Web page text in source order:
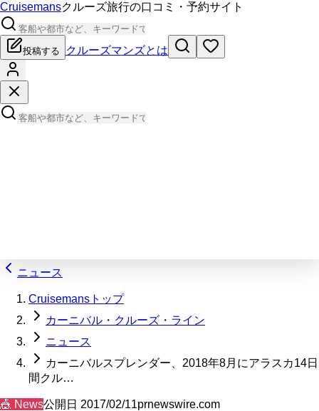
Cruisemansクルーズ旅行の口コミ・予約サイト
投稿する クルーズマンズとは
ニュース
Cruisemansトップ
カーニバル・クルーズ・ライン
ニュース
カーニバルスプレンダー、2018年8月にアラスカ14日
間クル…
🎪 News公開日 2017/02/11prnewswire.com